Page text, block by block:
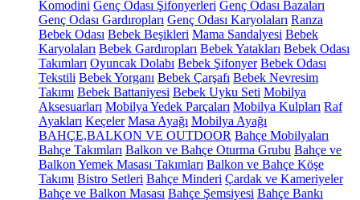
Komodini Genç Odası Şifonyerleri Genç Odası Bazaları
Genç Odası Gardıropları Genç Odası Karyolaları Ranza
Bebek Odası Bebek Beşikleri Mama Sandalyesi Bebek
Karyolaları Bebek Gardıropları Bebek Yatakları Bebek Odası
Takımları Oyuncak Dolabı Bebek Şifonyer Bebek Odası
Tekstili Bebek Yorganı Bebek Çarşafı Bebek Nevresim
Takımı Bebek Battaniyesi Bebek Uyku Seti Mobilya
Aksesuarları Mobilya Yedek Parçaları Mobilya Kulpları Raf
Ayakları Keçeler Masa Ayağı Mobilya Ayağı
BAHÇE,BALKON VE OUTDOOR Bahçe Mobilyaları
Bahçe Takımları Balkon ve Bahçe Oturma Grubu Bahçe ve
Balkon Yemek Masası Takımları Balkon ve Bahçe Köşe
Takımı Bistro Setleri Bahçe Minderi Çardak ve Kameriyeler
Bahçe ve Balkon Masası Bahçe Şemsiyesi Bahçe Bankı